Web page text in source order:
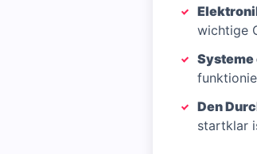
wichtige
Systeme
Den
startklar